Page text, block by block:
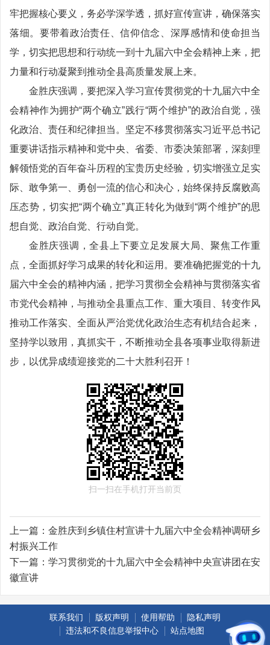
牢把握核心要义，务必学深学透，抓好宣传宣讲，确保落实
落细。要带着政治责任、信仰信念、深厚感情和使命担当
学，切实把思想和行动统一到十九届六中全会精神上来，把
力量和行动凝聚到推动全县高质量发展上来。
金胜庆强调，要把深入学习宣传贯彻党的十九届六中全
会精神作为拥护“两个确立”践行“两个维护”的政治自觉，强
化政治、责任和纪律担当。坚定不移贯彻落实习近平总书记
重要讲话指示精神和党中央、省委、市委决策部署，深刻理
解领悟党的百年奋斗历程的宝贵历史经验，切实增强立足实
际、敢争第一、勇创一流的信心和决心，始终保持反腐败高
压态势，切实把“两个确立”真正转化为做到“两个维护”的思
想自觉、政治自觉、行动自觉。
金胜庆强调，全县上下要立足发展大局、聚焦工作重
点，全面抓好学习成果的转化和运用。要准确把握党的十九
届六中全会的精神内涵，把学习贯彻全会精神与贯彻落实省
市党代会精神，与推动全县重点工作、重大项目、转变作风
推动工作落实、全面从严治党优化政治生态有机结合起来，
坚持学以致用，真抓实干，不断推动全县各项事业取得新进
步，以优异成绩迎接党的二十大胜利召开！
扫一扫在手机打开当前页
上一篇： 金胜庆到乡镇住村宣讲十九届六中全会精神调研乡
村振兴工作
下一篇： 学习贯彻党的十九届六中全会精神中央宣讲团在安
徽宣讲
联系我们 版权声明 使用帮助
隐私声明
违法和不良信息举报中心
站点地图